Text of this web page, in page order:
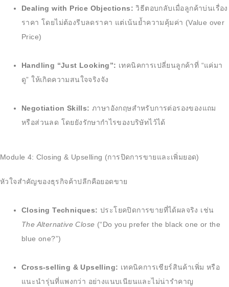
Dealing with Price Objections: วิธีตอบกลับเมื่อลูกค้าบ่นเรื่อง
ราคา โดยไม่ต้องรีบลดราคา แต่เน้นย้ำความคุ้มค่า (Value over
Price)
Handling “Just Looking”: เทคนิคการเปลี่ยนลูกค้าที่ “แค่มา
ดู” ให้เกิดความสนใจจริงจัง
Negotiation Skills: ภาษาอังกฤษสำหรับการต่อรองของแถม
หรือส่วนลด โดยยังรักษากำไรของบริษัทไว้ได้
Module 4: Closing & Upselling (การปิดการขายและเพิ่มยอด)
หัวใจสำคัญของธุรกิจค้าปลีกคือยอดขาย
Closing Techniques: ประโยคปิดการขายที่ได้ผลจริง เช่น
The Alternative Close (“Do you prefer the black one or the
blue one?”)
Cross-selling & Upselling: เทคนิคการเชียร์สินค้าเพิ่ม หรือ
แนะนำรุ่นที่แพงกว่า อย่างแนบเนียนและไม่น่ารำคาญ